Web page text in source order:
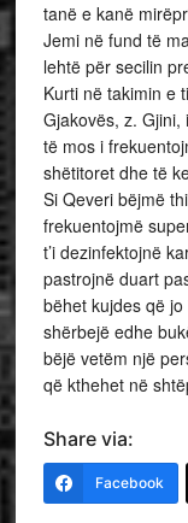
tanë e kanë
Jemi në fund të
lehtë për secilin
Kurti në takimin e
Gjakovës, z.
të mos i
shëtitoret dhe të
Si Qeveri bëjmë
frekuentojmë
t’i dezinfektojnë
pastrojnë duart
bëhet kujdes që
shërbejë edhe
bëjë vetëm një
që kthehet në
Share via:
Facebook